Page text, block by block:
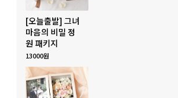
[오늘출발] 그녀
마음의 비밀 정
원 패키지
13000원